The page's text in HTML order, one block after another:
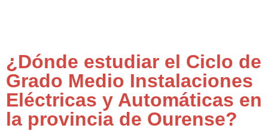
¿Dónde estudiar el Ciclo de
Grado Medio Instalaciones
Eléctricas y Automáticas en
la provincia de Ourense?